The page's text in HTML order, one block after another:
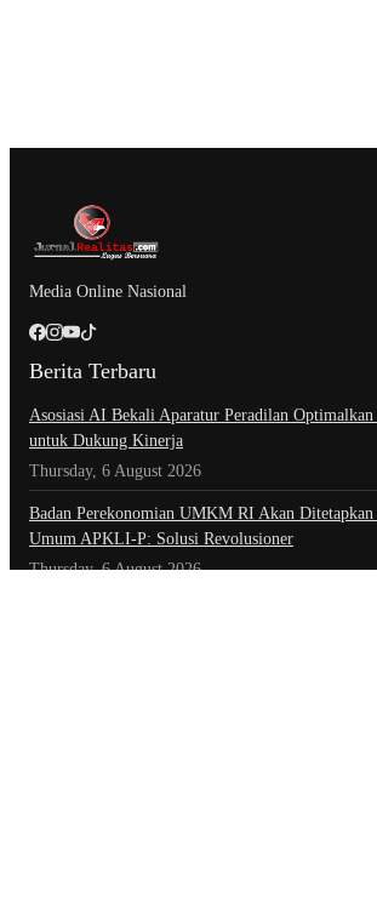
Media Online Nasional
Berita Terbaru
Asosiasi AI Bekali Aparatur Peradilan Optimalkan
untuk Dukung Kinerja
Thursday, 6 August 2026
Badan Perekonomian UMKM RI Akan
Umum APKLI-P: Solusi Revolusioner
Thursday, 6 August 2026